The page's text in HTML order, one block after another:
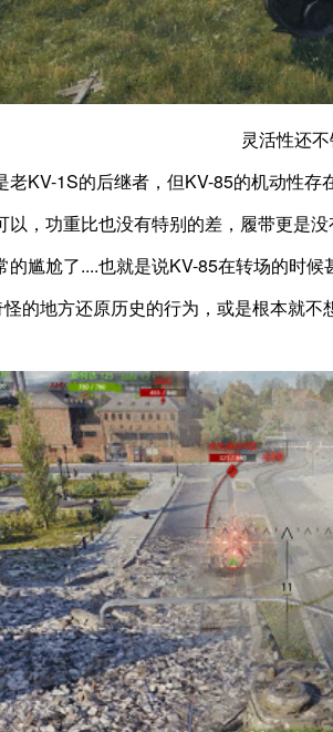
灵活性还
老KV-1S的后继者，但KV-85的机动性
以，功重比也没有特别的差，履带更是
的尴尬了....也就是说KV-85在转场的时
的地方还原历史的行为，或是根本就